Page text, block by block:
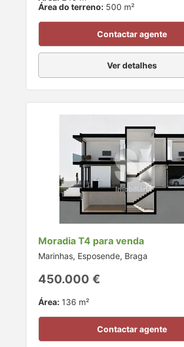
Área do terreno: 500 m²
Contactar agente
Ver detalhes
Moradia T4 para venda
Marinhas, Esposende, Braga
450.000 €
Área: 136 m²
Contactar agente